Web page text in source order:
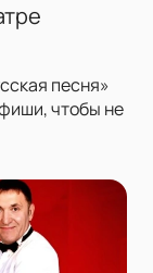
песня»
чтобы не